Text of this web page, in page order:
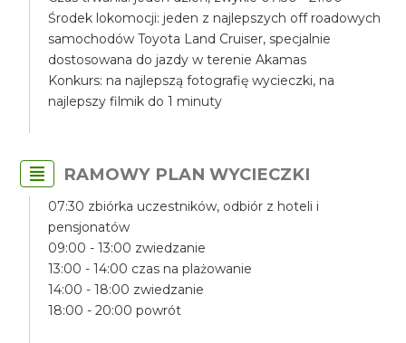
Środek lokomocji: jeden z najlepszych off roadowych
samochodów Toyota Land Cruiser, specjalnie
dostosowana do jazdy w terenie Akamas
Konkurs: na najlepszą fotografię wycieczki, na
najlepszy filmik do 1 minuty
RAMOWY PLAN WYCIECZKI
07:30 zbiórka uczestników, odbiór z hoteli i
pensjonatów
09:00 - 13:00 zwiedzanie
13:00 - 14:00 czas na plażowanie
14:00 - 18:00 zwiedzanie
18:00 - 20:00 powrót